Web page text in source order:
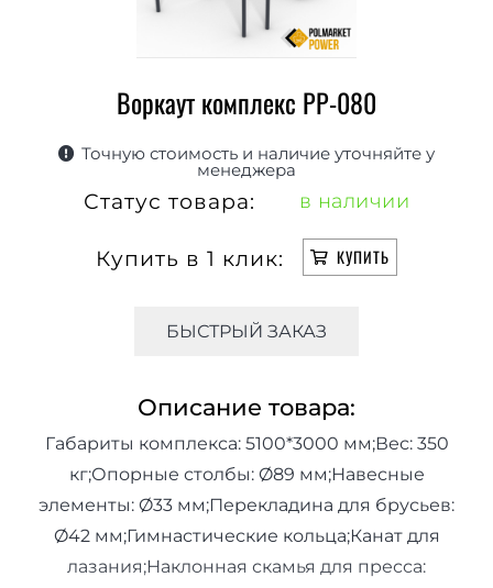
Воркаут комплекс РР-080
Точную стоимость и наличие уточняйте у
менеджера
Статус товара: в наличии
Купить в 1 клик: КУПИТЬ
БЫСТРЫЙ ЗАКАЗ
Описание товара:
Габариты комплекса: 5100*3000 мм;Вес: 350
кг;Опорные столбы: Ø89 мм;Навесные
элементы: Ø33 мм;Перекладина для брусьев:
Ø42 мм;Гимнастические кольца;Канат для
лазания;Наклонная скамья для пресса: